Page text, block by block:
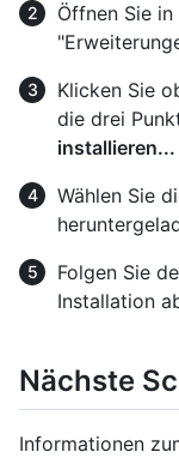
Öffnen Sie
Klicken Sie
die drei
installieren...
Wählen Sie
Folgen Sie
Installation
Nächste
Informationen